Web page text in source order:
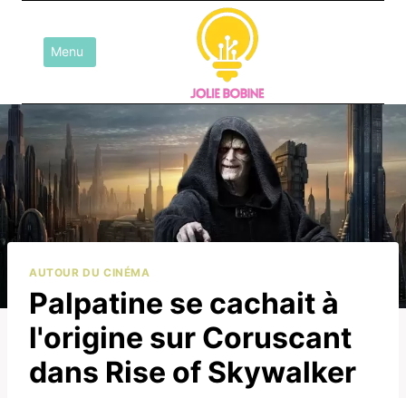
contenuMenu
AUTOUR DU CINÉMA
Palpatine se cachait à
l'origine sur Coruscant
dans Rise of Skywalker